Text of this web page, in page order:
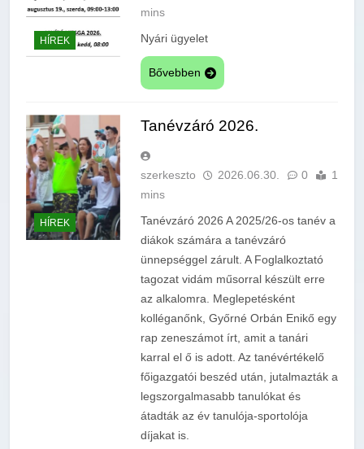
HÍREK
mins
Nyári ügyelet
Bővebben
HÍREK
Tanévzáró 2026.
szerkeszto 2026.06.30. 0
1
mins
Tanévzáró 2026 A 2025/26-os tanév a
diákok számára a tanévzáró
ünnepséggel zárult. A Foglalkoztató
tagozat vidám műsorral készült erre
az alkalomra. Meglepetésként
kolléganőnk, Győrné Orbán Enikő egy
rap zeneszámot írt, amit a tanári
karral el ő is adott. Az tanévértékelő
főigazgatói beszéd után, jutalmazták a
legszorgalmasabb tanulókat és
átadták az év tanulója-sportolója
díjakat is.